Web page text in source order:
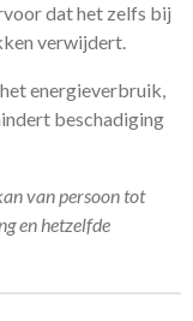
dat het zelfs bij
verwijdert.
energieverbruik,
beschadiging
van persoon tot
en hetzelfde